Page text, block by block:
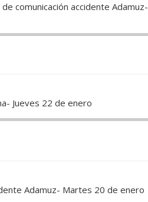
comunicación accidente Adamuz-
Jueves 22 de enero
Adamuz- Martes 20 de enero